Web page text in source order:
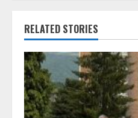
RELATED STORIES